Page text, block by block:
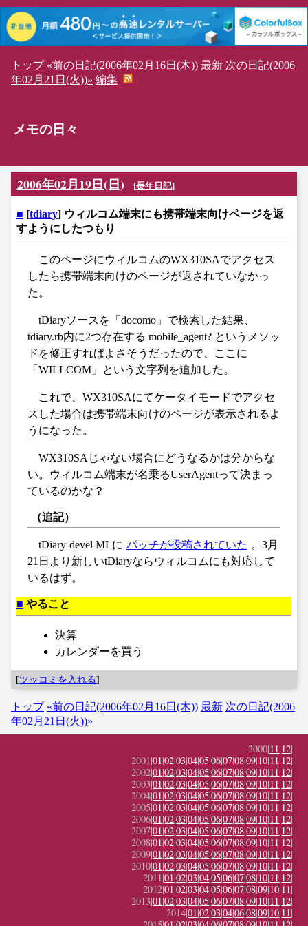
トップ «前の日記(2006年02月16日(木)) 最新 次の日記(2006
年02月21日(火))» 編集
メモの日々
2006年02月19日(日) [長年日記]
■ [tdiary] ウィルコム端末にも携帯端末向けページを返
すようにしたつもり
このページにウィルコムのWX310SAでアクセス
したら携帯端末向けのページが返されていなかっ
た。
tDiaryソースを「docomo」で検索した結果、
tdiary.rb内に2つ存在する mobile_agent? というメソッ
ドを修正すればよさそうだったので、ここに
「WILLCOM」という文字列を追加した。
これで、WX310SAにてケータイモードでアクセ
スした場合は携帯端末向けのページが表示されるよ
うになった。
WX310SAじゃない場合にどうなるかは分からな
い。ウィルコム端末が名乗るUserAgentって決まっ
ているのかな？
（追記）
tDiary-devel MLに パッチが投稿されていた 。3月
21日より新しいtDiaryならウィルコムにも対応して
いるはず。
■ やること
決算
カレンダーを買う
[ツッコミを入れる]
トップ «前の日記(2006年02月16日(木)) 最新 次の日記(2006
年02月21日(火))»
2000|11|12|
2001|01|02|03|04|05|06|07|08|09|10|11|12|
2002|01|02|03|04|05|06|07|08|09|10|11|12|
2003|01|02|03|04|05|06|07|08|09|10|11|12|
2004|01|02|03|04|05|06|07|08|09|10|11|12|
2005|01|02|03|04|05|06|07|08|09|10|11|12|
2006|01|02|03|04|05|06|07|08|09|10|11|12|
2007|01|02|03|04|05|06|07|08|09|10|11|12|
2008|01|02|03|04|05|06|07|08|09|10|11|12|
2009|01|02|03|04|05|06|07|08|09|10|11|12|
2010|01|02|03|04|05|06|07|08|09|10|11|12|
2011|01|02|03|04|05|06|07|08|10|11|12|
2012|01|02|03|04|05|06|07|08|09|10|11|
2013|01|02|03|04|05|06|07|08|09|10|11|12|
2014|01|02|03|04|06|08|09|10|11|